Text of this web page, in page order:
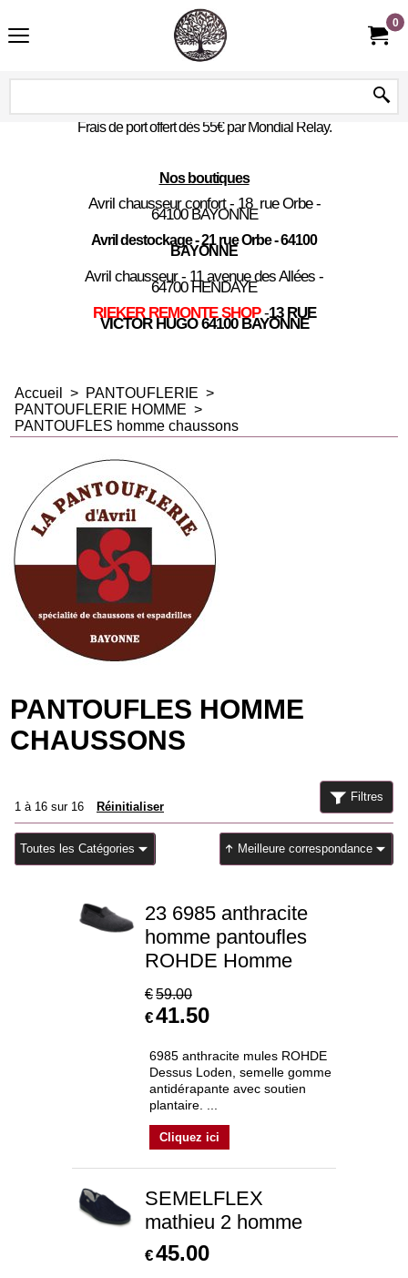
0
Frais de port offert dès 55€ par Mondial Relay.
Nos boutiques
Avril chausseur confort - 18 rue Orbe -
64100 BAYONNE
Avril destockage - 21 rue Orbe - 64100
BAYONNE
Avril chausseur - 11 avenue des Allées -
64700 HENDAYE
RIEKER REMONTE SHOP -13 RUE
VICTOR HUGO 64100 BAYONNE
Accueil > PANTOUFLERIE >
PANTOUFLERIE HOMME >
PANTOUFLES homme chaussons
PANTOUFLES HOMME
CHAUSSONS
1 à16 sur16 Réinitialiser
Filtres
Toutes les Catégories Meilleure correspondance
23 6985 anthracite
homme pantoufles
ROHDE Homme
€59.00
€41.50
6985 anthracite mules ROHDE
Dessus Loden, semelle gomme
antidérapante avec soutien
plantaire. ...
Cliquez ici
SEMELFLEX
mathieu 2 homme
€45.00